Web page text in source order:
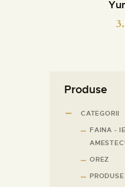
Produse
CATEGORII
FAINA -
OREZ